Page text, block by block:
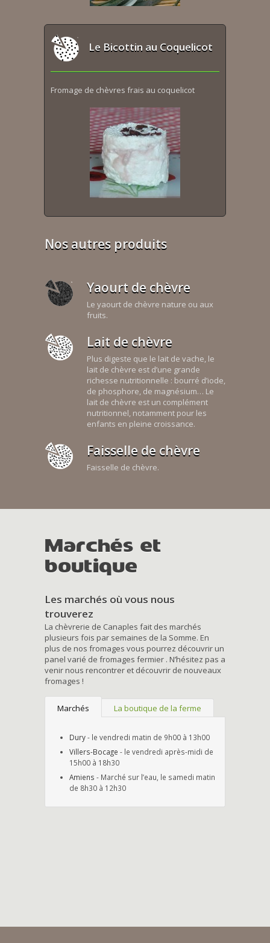
Le Bicottin au Coquelicot
Fromage de chèvres frais au coquelicot
Nos autres produits
Yaourt de chèvre
Le yaourt de chèvre nature ou aux
fruits.
Lait de chèvre
Plus digeste que le lait de vache, le
lait de chèvre est d’une grande
richesse nutritionnelle : bourré d’iode,
de phosphore, de magnésium… Le
lait de chèvre est un complément
nutritionnel, notamment pour les
enfants en pleine croissance.
Faisselle de chèvre
Faisselle de chèvre.
Marchés et
boutique
Les marchés où vous nous
trouverez
La chèvrerie de Canaples fait des marchés
plusieurs fois par semaines de la Somme. En
plus de nos fromages vous pourrez découvrir un
panel varié de fromages fermier . N’hésitez pas a
venir nous rencontrer et découvrir de nouveaux
fromages !
Marchés La boutique de la ferme
Dury- le vendredi matin de 9h00 à 13h00
Villers-Bocage - le vendredi après-midi de
15h00 à 18h30
Amiens - Marché sur l’eau, le samedi matin
de 8h30 à 12h30